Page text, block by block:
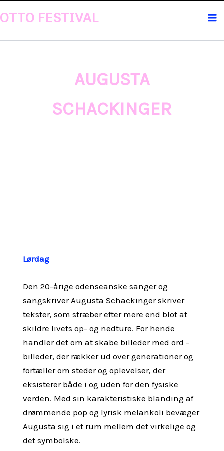
til
OTTO FESTIVAL
AUGUSTA
SCHACKINGER
Lørdag
Den 20-årige odenseanske sanger og
sangskriver Augusta Schackinger skriver
tekster, som stræber efter mere end blot at
skildre livets op- og nedture. For hende
handler det om at skabe billeder med ord –
billeder, der rækker ud over generationer og
fortæller om steder og oplevelser, der
eksisterer både i og uden for den fysiske
verden. Med sin karakteristiske blanding af
drømmende pop og lyrisk melankoli bevæger
Augusta sig i et rum mellem det virkelige og
det symbolske.